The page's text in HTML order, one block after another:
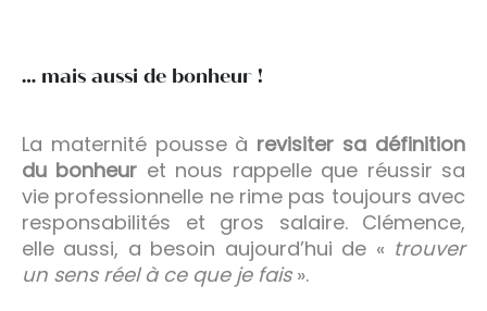
… mais aussi de bonheur !
La maternité pousse à revisiter sa définition
du bonheur et nous rappelle que réussir sa
vie professionnelle ne rime pas toujours avec
responsabilités et gros salaire. Clémence,
elle aussi, a besoin aujourd’hui de « trouver
un sens réel à ce que je fais».